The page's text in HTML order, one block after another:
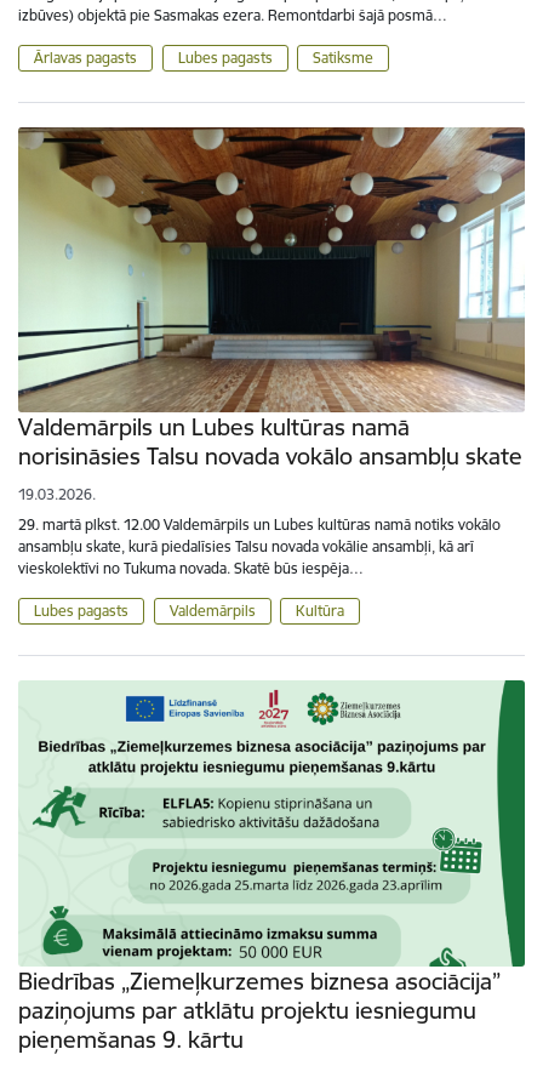
izbūves) objektā pie Sasmakas ezera. Remontdarbi šajā posmā…
Ārlavas pagasts Lubes pagasts Satiksme
Valdemārpils un Lubes kultūras namā
norisināsies Talsu novada vokālo ansambļu skate
19.03.2026.
29. martā plkst. 12.00 Valdemārpils un Lubes kultūras namā notiks vokālo
ansambļu skate, kurā piedalīsies Talsu novada vokālie ansambļi, kā arī
vieskolektīvi no Tukuma novada. Skatē būs iespēja…
Lubes pagasts Valdemārpils Kultūra
Biedrības „Ziemeļkurzemes biznesa asociācija”
paziņojums par atklātu projektu iesniegumu
pieņemšanas 9. kārtu